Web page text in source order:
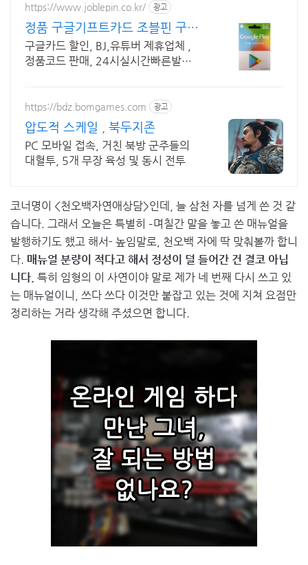
https://www.joblepin.co.kr/ 광고
정품 구글기프트카드 조블핀 구글
기프트 정품코드 판매처
구글카드 할인, BJ,유튜버 제휴업체 ,
정품코드 판매, 24시실시간빠른발송
구입가능!
https://bdz.bomgames.com 광고
압도적 스케일 , 북두지존
PC 모바일 접속, 거친 북방 군주들의
대혈투, 5개 무장 육성 및 동시 전투
코너명이 <천오백자연애상담>인데, 늘 삼천 자를 넘게 쓴 것 같
습니다. 그래서 오늘은 특별히 –며칠간 말을 놓고 쓴 매뉴얼을
발행하기도 했고 해서- 높임말로, 천오백 자에 딱 맞춰볼까 합니
다. 매뉴얼 분량이 적다고 해서 정성이 덜 들어간 건 결코 아닙
니다. 특히 임형의 이 사연이야 말로 제가 네 번째 다시 쓰고 있
는 매뉴얼이니, 쓰다 쓰다 이것만 붙잡고 있는 것에 지쳐 요점만
정리하는 거라 생각해 주셨으면 합니다.